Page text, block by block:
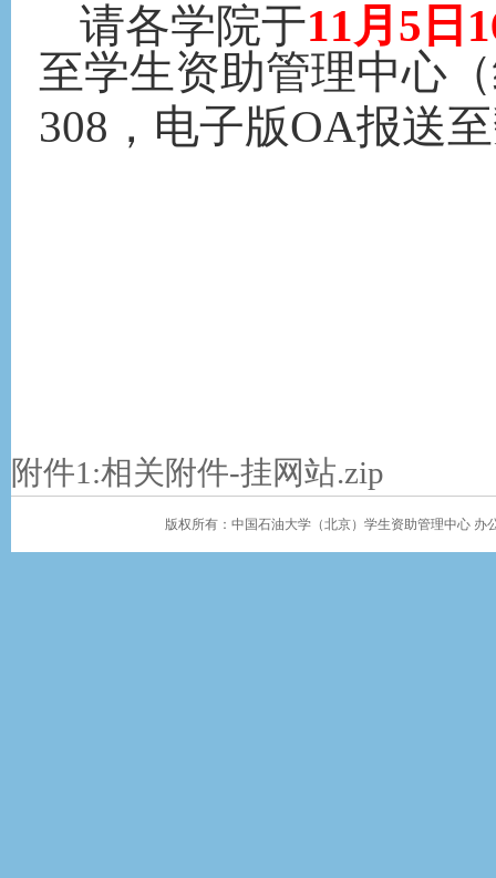
请各学院于11月 5 日
至学生资助管理中心
308，电子版OA报送
附件1:相关附件-挂网站.zip
版权所有：中国石油大学（北京）学生资助管理中心 办